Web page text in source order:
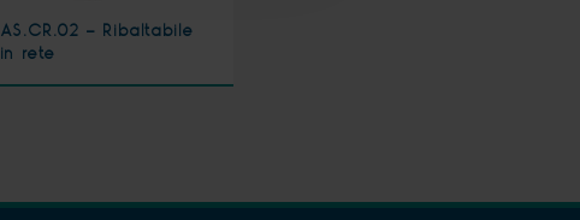
AS.CR.02 - Ribaltabile
in rete